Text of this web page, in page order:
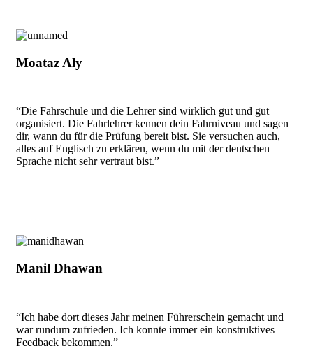
Moataz Aly
“Die Fahrschule und die Lehrer sind wirklich gut und gut
organisiert. Die Fahrlehrer kennen dein Fahrniveau und sagen
dir, wann du für die Prüfung bereit bist. Sie versuchen auch,
alles auf Englisch zu erklären, wenn du mit der deutschen
Sprache nicht sehr vertraut bist.”
Manil Dhawan
“Ich habe dort dieses Jahr meinen Führerschein gemacht und
war rundum zufrieden. Ich konnte immer ein konstruktives
Feedback bekommen.”